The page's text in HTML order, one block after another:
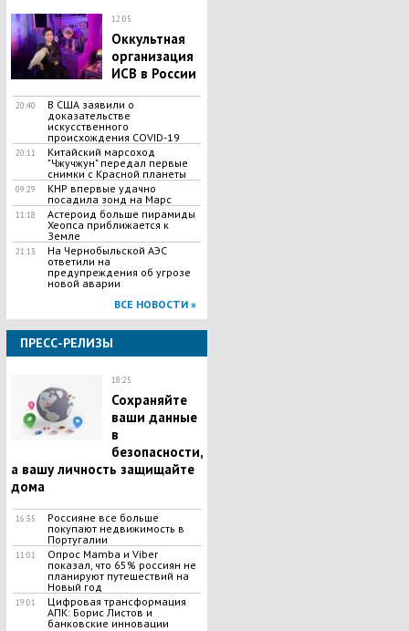
12:05
Оккультная
организация
ИСВ в России
20:40
В США заявили о
доказательстве
искусственного
происхождения COVID-19
20:11
Китайский марсоход
"Чжучжун" передал первые
снимки с Красной планеты
09:29
КНР впервые удачно
посадила зонд на Марс
11:18
Астероид больше пирамиды
Хеопса приближается к
Земле
21:13
На Чернобыльской АЭС
ответили на
предупреждения об угрозе
новой аварии
ВСЕ НОВОСТИ »
ПРЕСС-РЕЛИЗЫ
18:25
Сохраняйте
ваши данные
в
безопасности,
а вашу личность защищайте
дома
16:35
Россияне все больше
покупают недвижимость в
Португалии
11:01
Опрос Mamba и Viber
показал, что 65% россиян не
планируют путешествий на
Новый год
19:01
Цифровая трансформация
АПК: Борис Листов и
банковские инновации